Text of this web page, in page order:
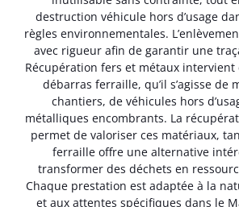
destruction véhicule hors d’usage
règles environnementales.
avec rigueur afin de garantir une
Récupération fers et métaux
débarras ferraille, qu’il s’agisse de
chantiers, de véhicules hors
métalliques encombrants. La
permet de valoriser ces matériaux,
ferraille offre une alternative
transformer des déchets en
Chaque prestation est adaptée à la
et aux attentes spécifiques dans le